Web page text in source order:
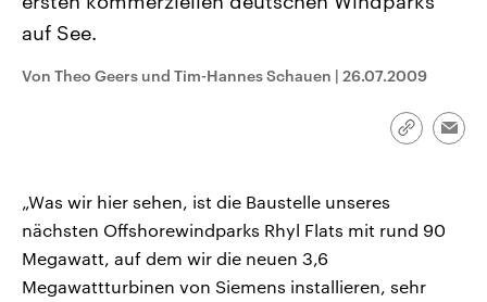
Bundesland von einer Koalition aus
CDU, SPD und FDP regiert.-
Wahlprogramme, aktuelle Berichte
und Hintergründe zu den Parteien
mit großem Einfluss auf
Sendungen Programm Podcasts
auf See.
Von Theo Geers und Tim-Hannes Schauen | 26.07.2009
Link
„Was wir hier sehen, ist die Baustelle unseres
nächsten Offshorewindparks Rhyl Flats mit rund 90
Megawatt, auf dem wir die neuen 3,6
Megawattturbinen von Siemens installieren, sehr